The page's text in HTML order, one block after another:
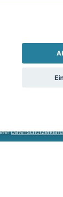
Newsletter
für unseren
der Verarbeitung
beschrieben, zu
jederzeit mit